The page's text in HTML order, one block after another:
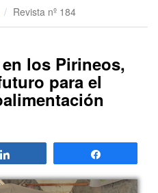
Revista nº 184
los Pirineos,
para el